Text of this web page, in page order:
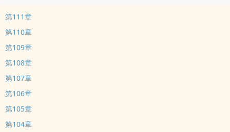
第111章
第110章
第109章
第108章
第107章
第106章
第105章
第104章